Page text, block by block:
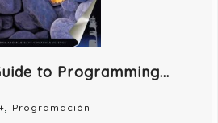
to Programming...
, Programación